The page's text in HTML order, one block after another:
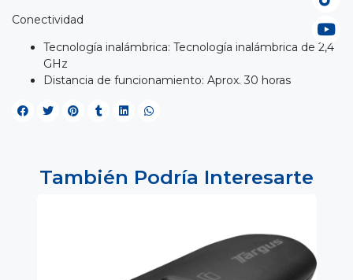
Conectividad
Tecnología inalámbrica: Tecnología inalámbrica de 2,4
GHz
Distancia de funcionamiento: Aprox. 30 horas
También Podría Interesarte